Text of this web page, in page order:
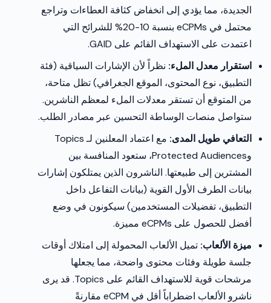
الجديدة، مما يؤدي إلى انخفاض كثافة العطاءات وتراجع
محتمل في eCPMs بنسبة 10-20% للشرائح التي
اعتمدت على الاستهداف القائم على GAID.
استقرار معدل الملء: نظراً لأن الإشارات السياقية (فئة
التطبيق، نوع المحتوى، الموقع الجغرافي) تظل متاحة،
من المتوقع أن تستقر معدلات الملء لمعظم الناشرين.
ستواصل منصات الوساطة التحسين عبر مصادر الطلب.
التعافي طويل المدى:
مع اعتماد المعلنين لـ Topics
وProtected Audiences، ستعود المنافسة بين
المشترين إلى طبيعتها. الناشرون الذين يمتلكون إشارات
بيانات الطرف الأول القوية (بيانات التفاعل داخل
التطبيق، تفضيلات المستخدمين) سيكونون في وضع
أفضل للحصول على eCPMs مميزة.
ميزة الألعاب: تميل الألعاب المحمولة إلى امتلاك أوقات
جلسة طويلة وفئات محتوى واضحة، مما يجعلها
مرشحات قوية للاستهداف القائم على Topics. قد يرى
ناشرو الألعاب اضطراباً أقل في eCPM مقارنةً